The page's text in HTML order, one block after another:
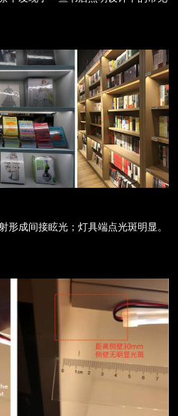
形成间接眩光；灯具端点光斑明显。